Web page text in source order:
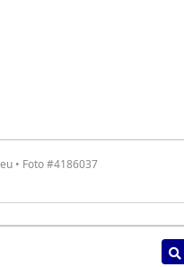
• Foto #4186037